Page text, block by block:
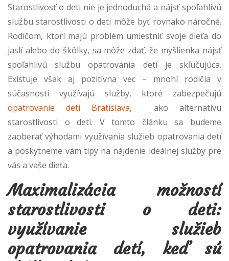
Starostlivosť o deti nie je jednoduchá a nájsť spoľahlivú
službu starostlivosti o deti môže byť rovnako náročné.
Rodičom, ktorí majú problém umiestniť svoje dieťa do
jaslí alebo do škôlky, sa môže zdať, že myšlienka nájsť
spoľahlivú službu opatrovania detí je skľučujúca.
Existuje však aj pozitívna vec – mnohí rodičia v
súčasnosti využívajú služby, ktoré zabezpečujú
opatrovanie deti Bratislava, ako alternatívu
starostlivosti o deti. V tomto článku sa budeme
zaoberať výhodami využívania služieb opatrovania detí
a poskytneme vám tipy na nájdenie ideálnej služby pre
vás a vaše dieťa.
Maximalizácia možností
starostlivosti o deti:
využívanie služieb
opatrovania detí, keď sú